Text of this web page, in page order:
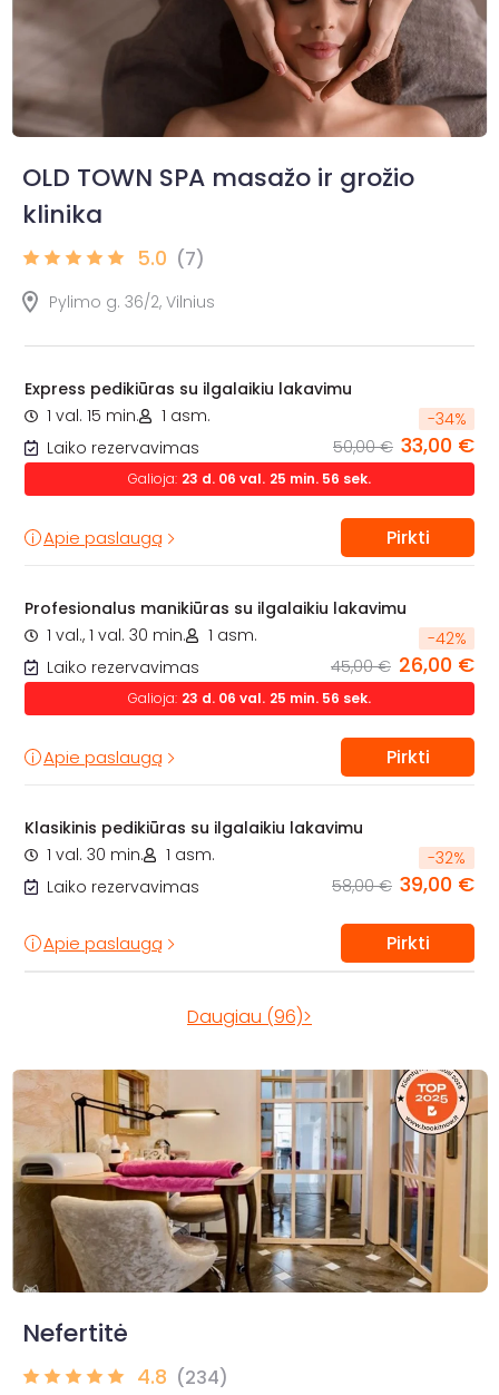
OLD TOWN SPA masažo ir grožio
klinika
5.0 (7)
Pylimo g. 36/2, Vilnius
Express pedikiūras su ilgalaikiu lakavimu
1 val. 15 min.
1 asm.
Laiko rezervavimas
-34%
50,00 € 33,00 €
Galioja: 23 d. 06 val. 25 min. 54 sek.
Apie paslaugą Pirkti
Profesionalus manikiūras su ilgalaikiu lakavimu
1 val., 1 val. 30 min.
1 asm.
Laiko rezervavimas
-42%
45,00 € 26,00 €
Galioja: 23 d. 06 val. 25 min. 54 sek.
Apie paslaugą Pirkti
Klasikinis pedikiūras su ilgalaikiu lakavimu
1 val. 30 min.
1 asm.
Laiko rezervavimas
-32%
58,00 € 39,00 €
Apie paslaugą Pirkti
Daugiau (96)>
Nefertitė
4.8 (234)